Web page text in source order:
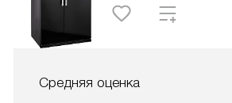
Средняя оценка